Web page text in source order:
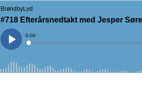
BrøndbyLyd
#718 Efterårsnedtakt med Jesper
Play
Current
Time
0:00
Loaded